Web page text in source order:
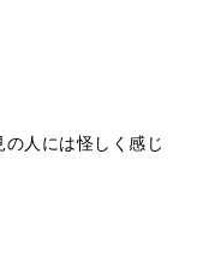
人には怪しく感じ